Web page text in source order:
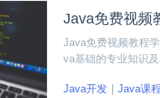
Java免费视频
Java免费视频教程
va基础的专业知识
Java开发
Java课程